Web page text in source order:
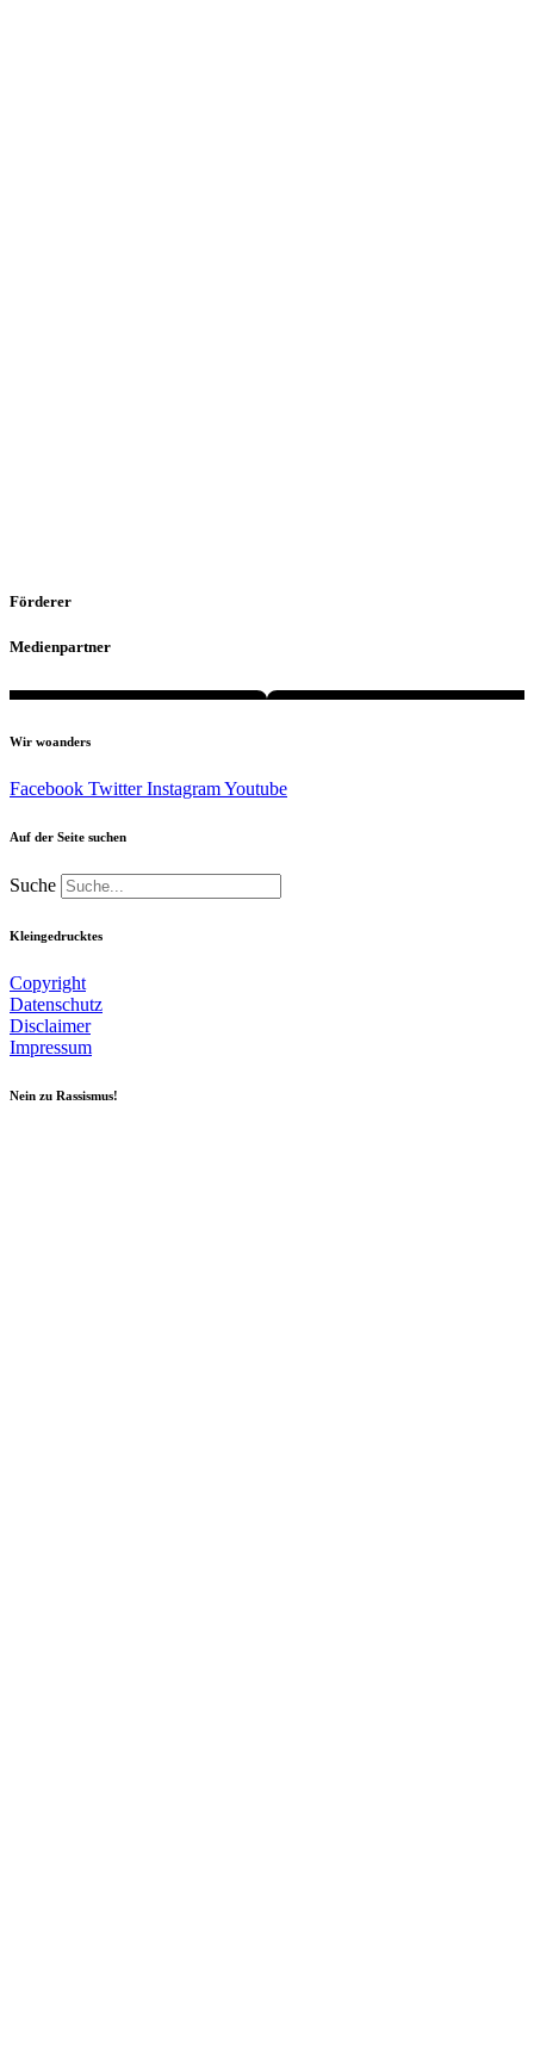
Förderer
Medienpartner
Wir woanders
Facebook Twitter InstagramYoutube
Auf der Seite suchen
Suche
Kleingedrucktes
Copyright
Datenschutz
Disclaimer
Impressum
Nein zu Rassismus!